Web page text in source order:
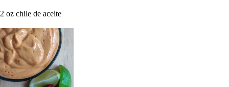
2 oz chile de aceite